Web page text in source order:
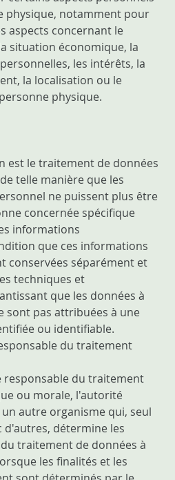
physique, notamment pour
aspects concernant le
situation économique, la
les intérêts, la
la localisation ou le
physique.
est le traitement de données
telle manière que les
ne puissent plus être
concernée spécifique
informations
que ces informations
conservées séparément et
techniques et
que les données à
sont pas attribuées à une
ou identifiable.
du traitement
responsable du traitement
ou morale, l'autorité
autre organisme qui, seul
détermine les
traitement de données à
les finalités et les